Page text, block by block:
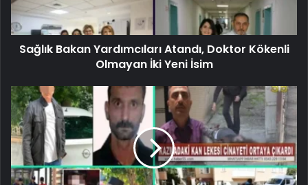
Sağlık Bakan Yardımcıları Atandı, Doktor Kökenli
Olmayan İki Yeni İsim